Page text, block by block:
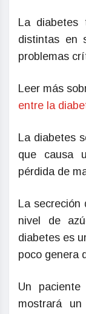
La
distintas en
problemas
Leer más
entre la
La diabetes
que causa
pérdida de
La secreción
nivel de
diabetes es
poco genera
Un
mostrará